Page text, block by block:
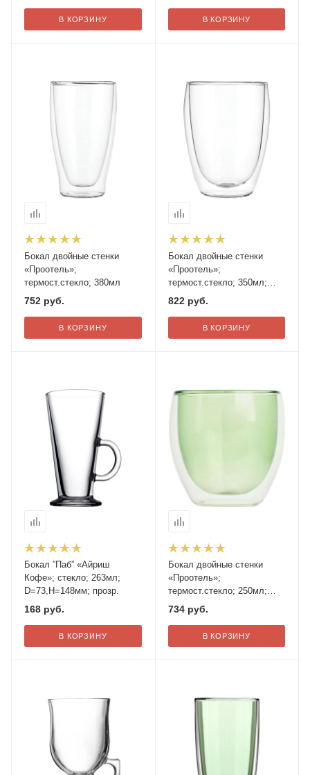
В КОРЗИНУ В КОРЗИНУ
Бокал двойные стенки
«Проотель»;
термост.стекло; 380мл
752 руб.
В КОРЗИНУ
Бокал двойные стенки
«Проотель»;
термост.стекло; 350мл;
D=80,H=115мм
822руб.
В КОРЗИНУ
Бокал ”Паб” «Айриш
Кофе»; стекло; 263мл;
D=73,H=148мм; прозр.
168 руб.
В КОРЗИНУ
Бокал двойные стенки
«Проотель»;
термост.стекло; 250мл;
D=8см; зелен.
734руб.
В КОРЗИНУ